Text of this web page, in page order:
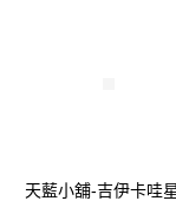
天藍小舖-吉伊卡哇